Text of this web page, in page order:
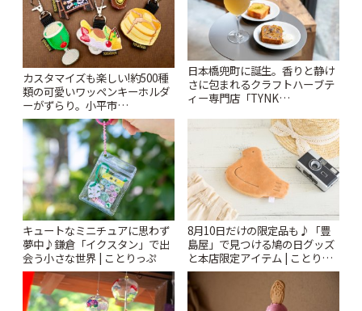
カスタマイズも楽しい!約500種
類の可愛いワッペンキーホルダ
ーがずらり。小平市
「Kimamaya T&K」 | ことりっ
ぷ
日本橋兜町に誕生。香りと静け
さに包まれるクラフトハーブテ
ィー専門店「TYNK
キュートなミニチュアに思わず
夢中♪鎌倉「イクスタン」で出
会う小さな世界 | ことりっぷ
8月10日だけの限定品も♪「豊
島屋」で見つける鳩の日グッズ
と本店限定アイテム | ことりっ
ぷ